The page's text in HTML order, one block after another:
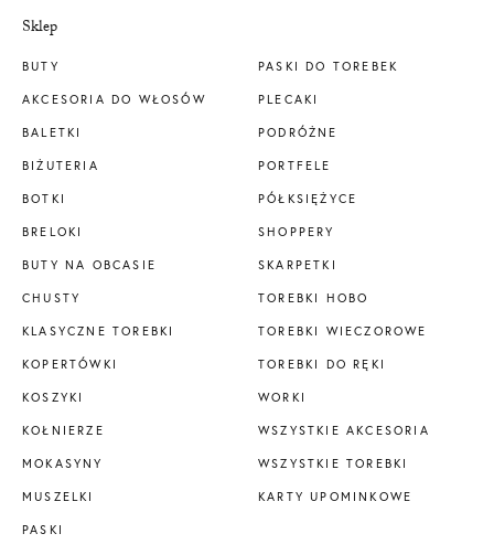
Sklep
BUTY
AKCESORIA DO WŁOSÓW
BALETKI
BIŻUTERIA
BOTKI
BRELOKI
BUTY NA OBCASIE
CHUSTY
KLASYCZNE TOREBKI
KOPERTÓWKI
KOSZYKI
KOŁNIERZE
MOKASYNY
MUSZELKI
PASKI
PASKI DO TOREBEK
PLECAKI
PODRÓŻNE
PORTFELE
PÓŁKSIĘŻYCE
SHOPPERY
SKARPETKI
TOREBKI HOBO
TOREBKI WIECZOROWE
TOREBKI DO RĘKI
WORKI
WSZYSTKIE AKCESORIA
WSZYSTKIE TOREBKI
KARTY UPOMINKOWE